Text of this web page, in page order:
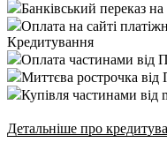
Банківський переказ на
Оплата на сайті
Кредитування
Оплата частинами
Миттєва рострочка
Купівля частинами від
Детальніше про